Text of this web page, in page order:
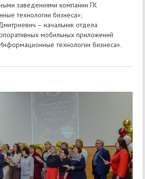
заведениями компании ГК
технологии бизнеса»;
– начальник отдела
мобильных приложений
технологии бизнеса».